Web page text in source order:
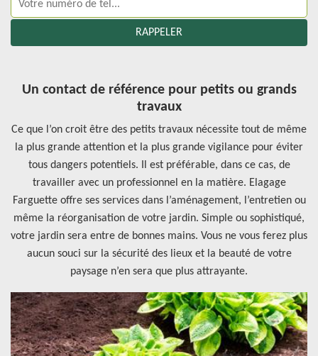
Un contact de référence pour petits ou grands
travaux
Ce que l’on croit être des petits travaux nécessite tout de même
la plus grande attention et la plus grande vigilance pour éviter
tous dangers potentiels. Il est préférable, dans ce cas, de
travailler avec un professionnel en la matière. Elagage
Farguette offre ses services dans l’aménagement, l’entretien ou
même la réorganisation de votre jardin. Simple ou sophistiqué,
votre jardin sera entre de bonnes mains. Vous ne vous ferez plus
aucun souci sur la sécurité des lieux et la beauté de votre
paysage n’en sera que plus attrayante.